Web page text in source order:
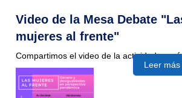
Video de la Mesa Debate
mujeres al frente"
Compartimos el video de la actividad:aquí
Leer más